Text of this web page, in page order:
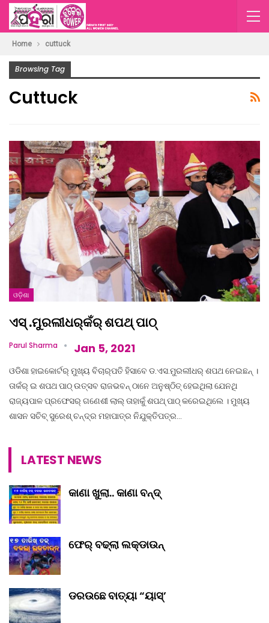
Home cuttuck
Browsing Tag
Cuttuck
ଓଡ଼ିଶା
ଏସ୍ .ମୁରଲୀଧର୍‌କଁର୍ ଶପଥ୍ ପାଠ୍
Parul Sharma Jan 5, 2021
ଓଡିଶା ହାଇକୋର୍ଟର୍ ମୁଖ୍ୟ ବିଚାର୍‌ପତି ହିସାବେ ଡ.ଏସ.ମୁରଲୀଧର୍ ଶପଥ ନେଇଛନ୍ ।
ତାକଁର୍ ଇ ଶପଥ ପାଠ୍ ଉତ୍ସବ ରାଜଭବନ୍ ଠାନେ ଅନୁଷ୍ଠିତ୍ ହେଇଥିଲା ଯେନଥି
ରାଜ୍ୟପାଳ ପ୍ରଫେସର୍ ଗଣେଶୀ ଲାଲ୍ ତାହାକୁଁ ଶପଥ୍ ପାଠ୍ କରେଇଥିଲେ । ମୁଖ୍ୟ
ଶାସନ ସଚିବ୍ ସୁରେଶ୍ ଚନ୍ଦ୍ର ମହାପାତ୍ର ନିଯୁକ୍ତିପତ୍ର…
LATEST NEWS
କାଣା ଖୁଲା.. କାଣା ବନ୍ଦ୍‌
ଫେର୍ ବଢ୍‌ଲା ଲକ୍‌ଡାଉନ୍‌
ଡରଉଛେ ବାତ୍ୟା “ୟାସ୍‌’